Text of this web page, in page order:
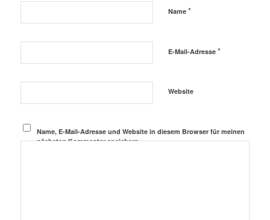
Name *
E-Mail-Adresse *
Website
Name, E-Mail-Adresse und Website in diesem Browser für meinen
nächsten Kommentar speichern.